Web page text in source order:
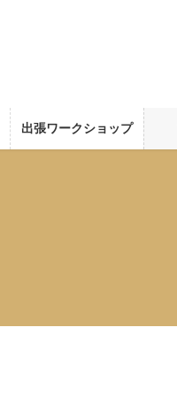
出張ワークショップ